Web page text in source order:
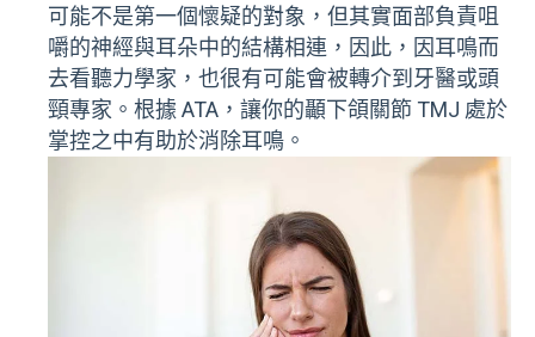
可能不是第一個懷疑的對象，但其實面部負責咀
嚼的神經與耳朵中的結構相連，因此，因耳鳴而
去看聽力學家，也很有可能會被轉介到牙醫或頭
頸專家。根據 ATA，讓你的顳下頜關節 TMJ 處於
掌控之中有助於消除耳鳴。